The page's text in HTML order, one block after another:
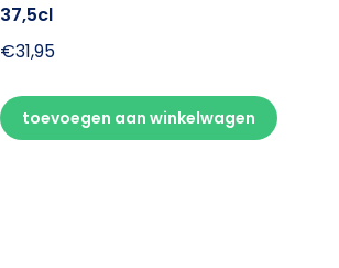
37,5cl
€31,95
toevoegen aan winkelwagen